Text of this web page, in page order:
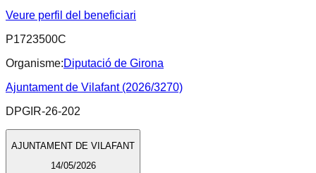
Veure perfil del beneficiari
P1723500C
Organisme:Diputació de Girona
Ajuntament de Vilafant (2026/3270)
DPGIR-26-202
AJUNTAMENT DE VILAFANT
14/05/2026